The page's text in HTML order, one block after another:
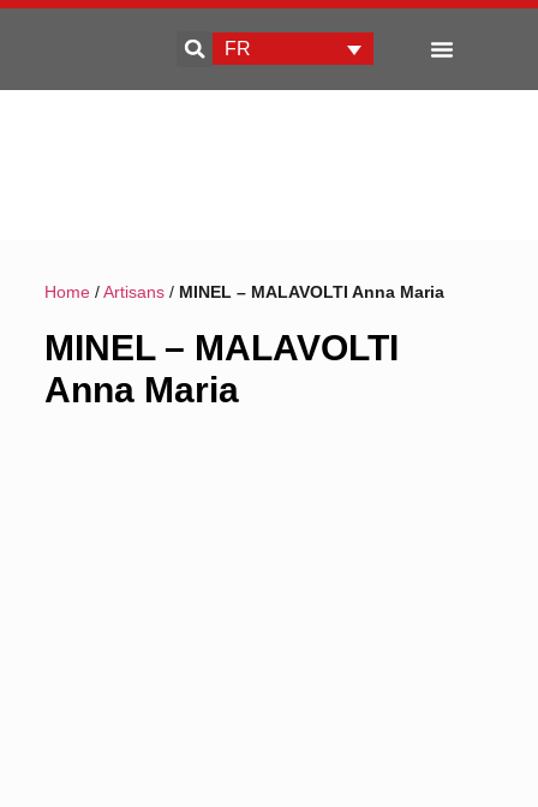
FR
Home/ Artisans/ MINEL – MALAVOLTI Anna Maria
MINEL – MALAVOLTI
Anna Maria